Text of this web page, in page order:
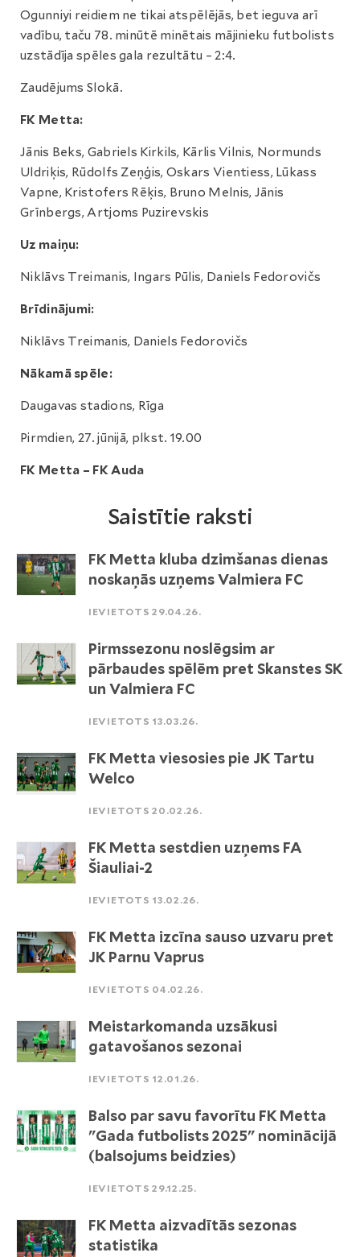
Ogunniyi reidiem ne tikai atspēlējās, bet ieguva arī
vadību, taču 78. minūtē minētais mājinieku futbolists
uzstādīja spēles gala rezultātu – 2:4.
Zaudējums Slokā.
FK Metta:
Jānis Beks, Gabriels Kirkils, Kārlis Vilnis, Normunds
Uldriķis, Rūdolfs Zeņģis, Oskars Vientiess, Lūkass
Vapne, Kristofers Rēķis, Bruno Melnis, Jānis
Grīnbergs, Artjoms Puzirevskis
Uz maiņu:
Niklāvs Treimanis, Ingars Pūlis, Daniels Fedorovičs
Brīdinājumi:
Niklāvs Treimanis, Daniels Fedorovičs
Nākamā spēle:
Daugavas stadions, Rīga
Pirmdien, 27. jūnijā, plkst. 19.00
FK Metta – FK Auda
Saistītie raksti
FK Metta kluba dzimšanas dienas
noskaņās uzņems Valmiera FC
IEVIETOTS 29.04.26.
Pirmssezonu noslēgsim ar
pārbaudes spēlēm pret Skanstes SK
un Valmiera FC
IEVIETOTS 13.03.26.
FK Metta viesosies pie JK Tartu
Welco
IEVIETOTS 20.02.26.
FK Metta sestdien uzņems FA
Šiauliai-2
IEVIETOTS 13.02.26.
FK Metta izcīna sauso uzvaru pret
JK Parnu Vaprus
IEVIETOTS 04.02.26.
Meistarkomanda uzsākusi
gatavošanos sezonai
IEVIETOTS 12.01.26.
Balso par savu favorītu FK Metta
"Gada futbolists 2025" nominācijā
(balsojums beidzies)
IEVIETOTS 29.12.25.
FK Metta aizvadītās sezonas
statistika